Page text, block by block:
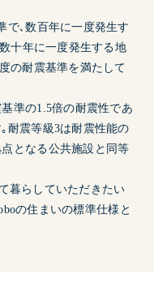
で､数百年に一度発生す
十年に一度発生する地
の耐震基準を満たして
準の1.5倍の耐震性であ
耐震等級3は耐震性能の
となる公共施設と同等
暮らしていただきたい
の住まいの標準仕様と